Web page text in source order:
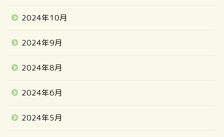
2024年10月
2024年9月
2024年8月
2024年6月
2024年5月